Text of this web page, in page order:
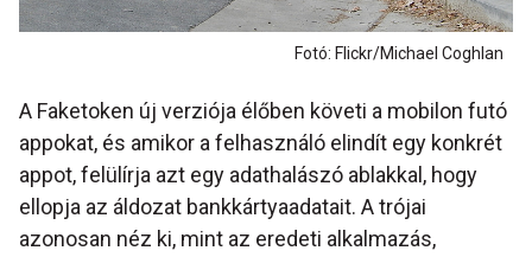
Fotó: Flickr/Michael Coghlan
A Faketoken új verziója élőben követi a mobilon futó
appokat, és amikor a felhasználó elindít egy konkrét
appot, felülírja azt egy adathalászó ablakkal, hogy
ellopja az áldozat bankkártyaadatait. A trójai
azonosan néz ki, mint az eredeti alkalmazás,